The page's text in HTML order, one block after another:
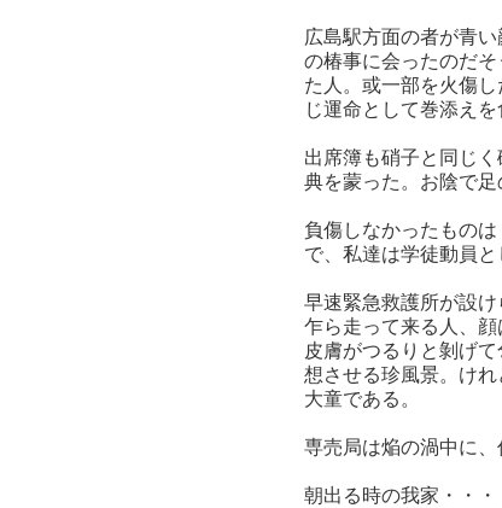
広島駅方面の者が青
の椿事に会ったのだ
た人。或一部を火傷
じ運命として巻添えを
出席簿も硝子と同じ
典を蒙った。お陰で
負傷しなかったもの
で、私達は学徒動員と
早速緊急救護所が設
乍ら走って来る人、
皮膚がつるりと剝げ
想させる珍風景。け
大童である。
専売局は焔の渦中に
朝出る時の我家・・